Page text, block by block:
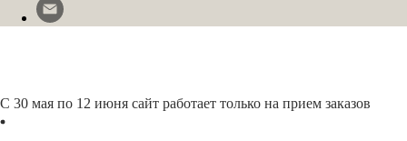
С 30 мая по 12 июня сайт работает только на прием заказов